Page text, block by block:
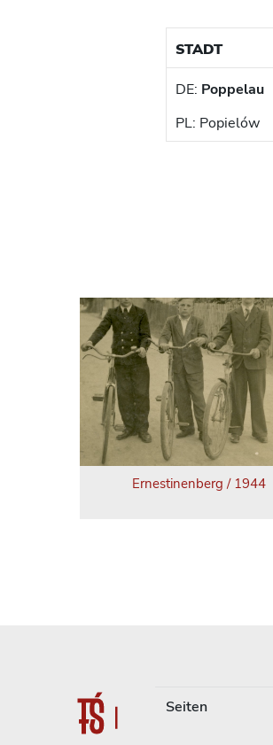
STADT
DE: Poppelau
PL: Popielów
Ernestinenberg / 1944
Seiten